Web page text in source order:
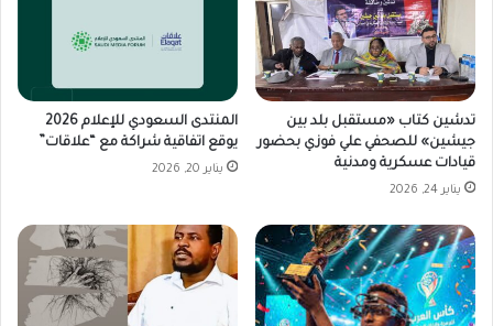
تدشين كتاب «مستقبل بلد بين
جيشين» للصحفي علي فوزي بحضور
قيادات عسكرية ومدنية
يناير 24, 2026
المنتدى السعودي للإعلام 2026
يوقع اتفاقية شراكة مع “علاقات”
يناير 20, 2026